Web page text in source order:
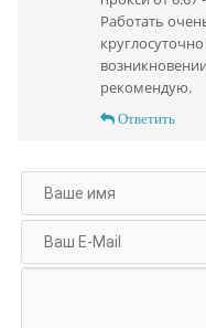
Работать
рекомендую.
Ответить